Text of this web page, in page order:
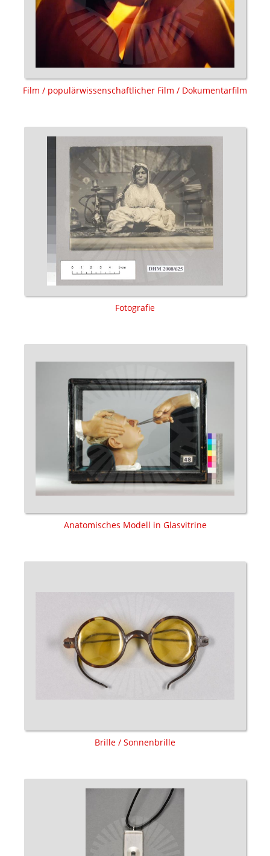
Film / populärwissenschaftlicher Film / Dokumentarfilm
Fotografie
Anatomisches Modell in Glasvitrine
Brille / Sonnenbrille